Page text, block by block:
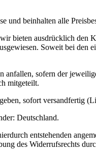
und beinhalten alle
bieten ausdrücklich den
Soweit bei den
sofern der
mitgeteilt.
sofort versandfertig
Deutschland.
entstehenden
des Widerrufsrechts